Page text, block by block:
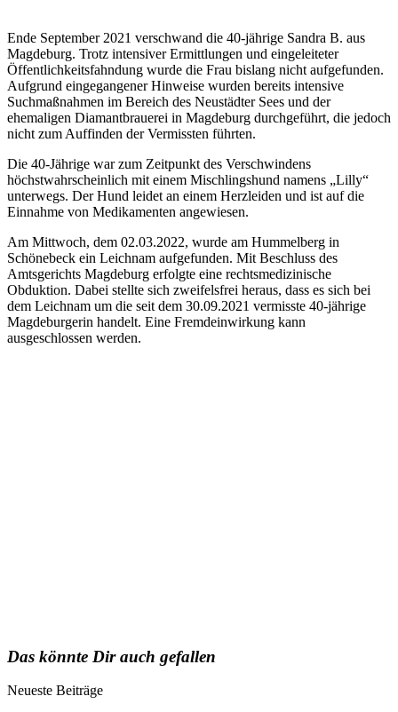
Ende September 2021 verschwand die 40-jährige Sandra B. aus
Magdeburg. Trotz intensiver Ermittlungen und eingeleiteter
Öffentlichkeitsfahndung wurde die Frau bislang nicht aufgefunden.
Aufgrund eingegangener Hinweise wurden bereits intensive
Suchmaßnahmen im Bereich des Neustädter Sees und der
ehemaligen Diamantbrauerei in Magdeburg durchgeführt, die jedoch
nicht zum Auffinden der Vermissten führten.
Die 40-Jährige war zum Zeitpunkt des Verschwindens
höchstwahrscheinlich mit einem Mischlingshund namens „Lilly“
unterwegs. Der Hund leidet an einem Herzleiden und ist auf die
Einnahme von Medikamenten angewiesen.
Am Mittwoch, dem 02.03.2022, wurde am Hummelberg in
Schönebeck ein Leichnam aufgefunden. Mit Beschluss des
Amtsgerichts Magdeburg erfolgte eine rechtsmedizinische
Obduktion. Dabei stellte sich zweifelsfrei heraus, dass es sich bei
dem Leichnam um die seit dem 30.09.2021 vermisste 40-jährige
Magdeburgerin handelt. Eine Fremdeinwirkung kann
ausgeschlossen werden.
Das könnte Dir auch gefallen
Neueste Beiträge